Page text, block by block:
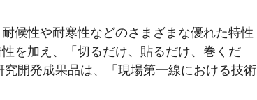
候性や耐寒性などのさまざまな優れた特性
を加え、「切るだけ、貼るだけ、巻くだ
開発成果品は、「現場第一線における技術